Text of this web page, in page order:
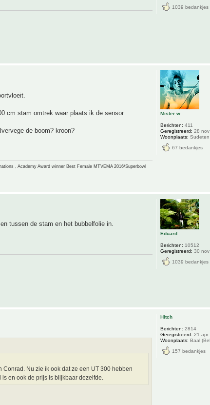
1039 bedankjes
cm stam omtrek waar plaats ik de sensor
de boom? kroon?
, Academy Award winner Best Female MTVEMA 2016/Superbowl
Mister w
Berichten: 411
Geregistreerd: 28
Woonplaats: Sudeten
67 bedankjes
tussen de stam en het bubbelfolie in.
Eduard
Berichten: 10512
Geregistreerd: 30
1039 bedankjes
Nu zie ik ook dat ze een UT 300 hebben
en ook de prijs is blijkbaar dezelfde.
Hitch
Berichten: 2814
Geregistreerd: 21 apr
Woonplaats: Baal
157 bedankjes